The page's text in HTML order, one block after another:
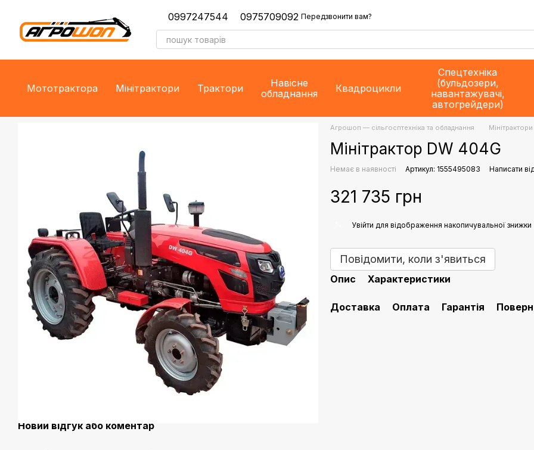
0997247544 0975709092 Передзвонити вам?
Мототрактора Мінітрактори Трактори
Навісне
обладнання
Квадроцикли
Спецтехніка
(бульдозери,
навантажувачі,
автогрейдери)
Новий відгук або коментар
Агрошоп — сільгосптехніка та обладнання Мінітрактори
Мінітрактор DW 404G
Немає в наявності Артикул: 1555495083 Написати
321 735 грн
Увійти для відображення накопичувальної знижки
Повідомити, коли з'явиться
Опис Характеристики
Доставка Оплата Гарантія